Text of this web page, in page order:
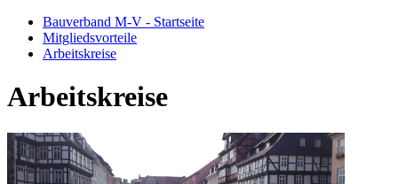
Bauverband M-V - Startseite
Mitgliedsvorteile
Arbeitskreise
Arbeitskreise